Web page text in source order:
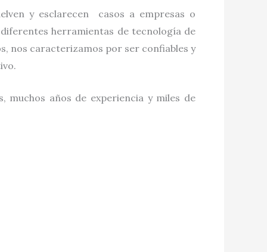
y esclarecen casos a empresas o
herramientas de tecnología de
nos caracterizamos por ser confiables y
años de experiencia y miles de